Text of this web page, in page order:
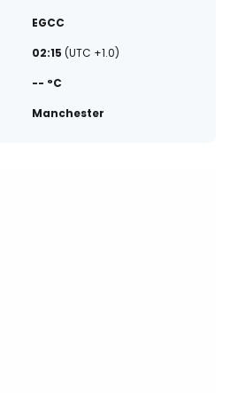
EGCC
02:15 (UTC +1.0)
-- °C
Manchester